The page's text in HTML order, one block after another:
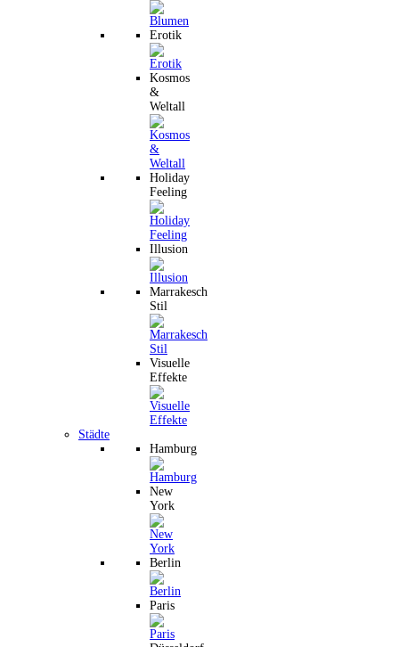
Erotik
Kosmos
&
Weltall
Holiday
Feeling
Illusion
Marrakesch
Stil
Visuelle
Effekte
Städte
Hamburg
New
York
Berlin
Paris